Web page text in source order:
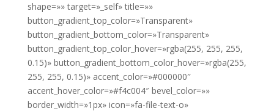
shape=»» target=»_self» title=»»
button_gradient_top_color=»Transparent»
button_gradient_bottom_color=»Transparent»
button_gradient_top_color_hover=»rgba(255, 255, 255,
0.15)» button_gradient_bottom_color_hover=»rgba(255,
255, 255, 0.15)» accent_color=»#000000″
accent_hover_color=»#f4c004″ bevel_color=»»
border_width=»1px» icon=»fa-file-text-o»